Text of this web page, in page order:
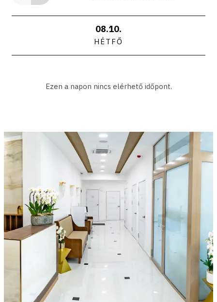
08.10.
HÉTFŐ
Ezen a napon nincs elérhető időpont.
Helyszín
Orvos
Az alábbi adatok kitöltésével és a "Lefoglalom" gomb
megnyomásával Ön időpontot foglal erre az időpontra.
Kérjük a telefonszám pontos megadására ügyeljen, mert
munkatársaink további egyeztetés céljából